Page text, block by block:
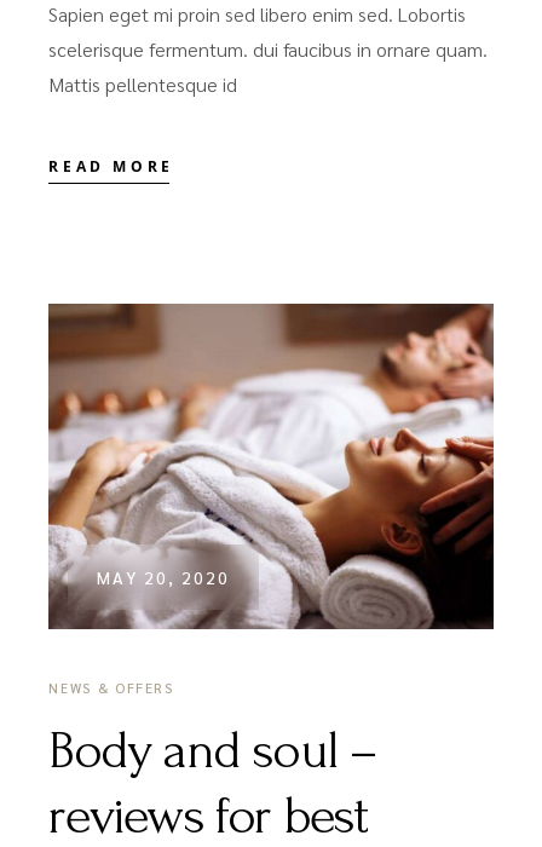
Sapien eget mi proin sed libero enim sed. Lobortis
scelerisque fermentum. dui faucibus in ornare quam.
Mattis pellentesque id
READ MORE
MAY 20, 2020
NEWS & OFFERS
Body and soul –
reviews for best